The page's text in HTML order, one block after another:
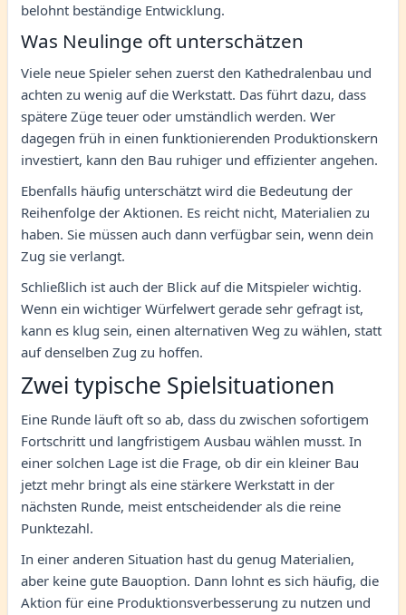
belohnt beständige Entwicklung.
Was Neulinge oft unterschätzen
Viele neue Spieler sehen zuerst den Kathedralenbau und
achten zu wenig auf die Werkstatt. Das führt dazu, dass
spätere Züge teuer oder umständlich werden. Wer
dagegen früh in einen funktionierenden Produktionskern
investiert, kann den Bau ruhiger und effizienter angehen.
Ebenfalls häufig unterschätzt wird die Bedeutung der
Reihenfolge der Aktionen. Es reicht nicht, Materialien zu
haben. Sie müssen auch dann verfügbar sein, wenn dein
Zug sie verlangt.
Schließlich ist auch der Blick auf die Mitspieler wichtig.
Wenn ein wichtiger Würfelwert gerade sehr gefragt ist,
kann es klug sein, einen alternativen Weg zu wählen, statt
auf denselben Zug zu hoffen.
Zwei typische Spielsituationen
Eine Runde läuft oft so ab, dass du zwischen sofortigem
Fortschritt und langfristigem Ausbau wählen musst. In
einer solchen Lage ist die Frage, ob dir ein kleiner Bau
jetzt mehr bringt als eine stärkere Werkstatt in der
nächsten Runde, meist entscheidender als die reine
Punktezahl.
In einer anderen Situation hast du genug Materialien,
aber keine gute Bauoption. Dann lohnt es sich häufig, die
Aktion für eine Produktionsverbesserung zu nutzen und